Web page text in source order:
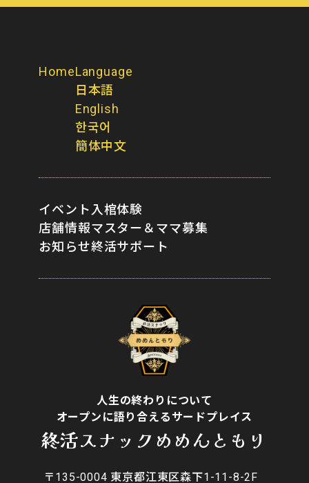
HomeLanguage
日本語
English
한국어
簡体中文
イベント
店舗情報
お知らせ
入棺体験
マスター＆ママ募集
終活サポート
人生の終わりについて
オープンに語り合えるサードプレイス
終活スナックめめんともり
〒135-0004 東京都江東区森下1-11-8-2F